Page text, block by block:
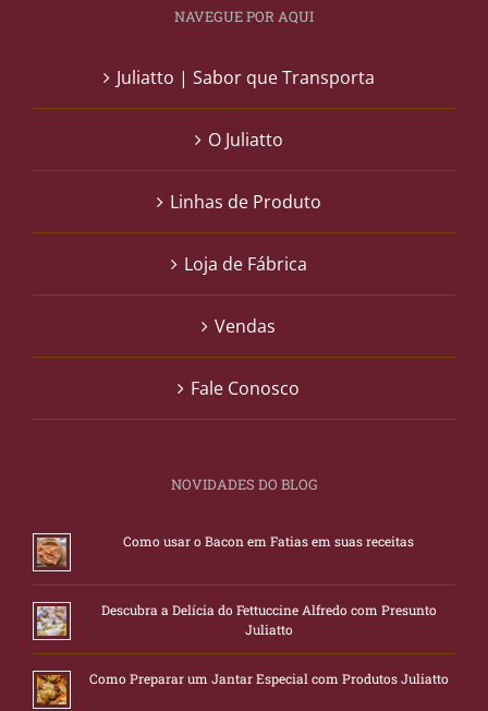
NAVEGUE POR AQUI
Juliatto | Sabor que Transporta
O Juliatto
Linhas de Produto
Loja de Fábrica
Vendas
Fale Conosco
NOVIDADES DO BLOG
Como usar o Bacon em Fatias em suas receitas
Descubra a Delícia do Fettuccine Alfredo com Presunto
Juliatto
Como Preparar um Jantar Especial com Produtos Juliatto